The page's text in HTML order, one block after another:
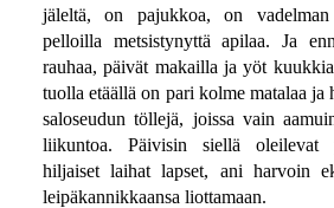
jäleltä, on pajukkoa, on
pelloilla metsistynyttä apilaa. Ja
rauhaa, päivät makailla ja yöt kuukkia
tuolla etäällä on pari kolme matalaa ja
saloseudun töllejä, joissa vain
liikuntoa. Päivisin siellä oleilevat
hiljaiset laihat lapset, ani harvoin
leipäkannikkaansa liottamaan.